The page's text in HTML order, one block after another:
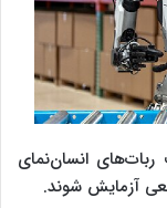
ربات‌های انسان‌نمای
آزمایش شوند.